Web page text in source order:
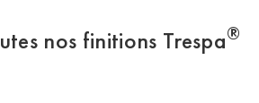
nos finitions Trespa®